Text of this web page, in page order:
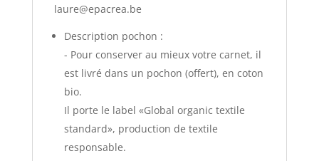
laure@epacrea.be
Description pochon :
- Pour conserver au mieux votre carnet, il
est livré dans un pochon (offert), en coton
bio.
Il porte le label «Global organic textile
standard», production de textile
responsable.